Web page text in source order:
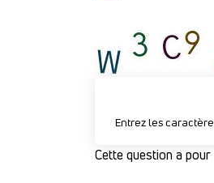
Entrez les
Cette question a